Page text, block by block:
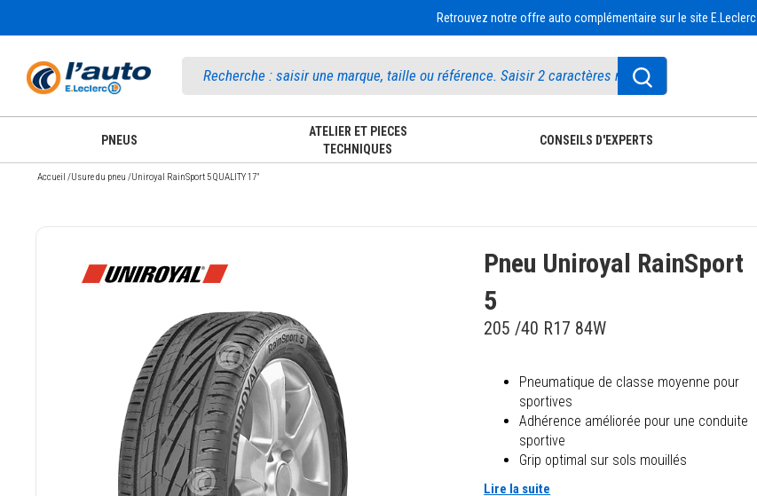
Retrouvez notre offre auto complémentaire sur le site E.Leclerc
PNEUS
ATELIER ET PIECES
TECHNIQUES
CONSEILS D'EXPERTS
Accueil /Usure du pneu /Uniroyal RainSport 5 QUALITY 17"
Pneu Uniroyal RainSport
5
205 /40 R17 84W
Pneumatique de classe moyenne pour
sportives
Adhérence améliorée pour une conduite
sportive
Grip optimal sur sols mouillés
Lire la suite